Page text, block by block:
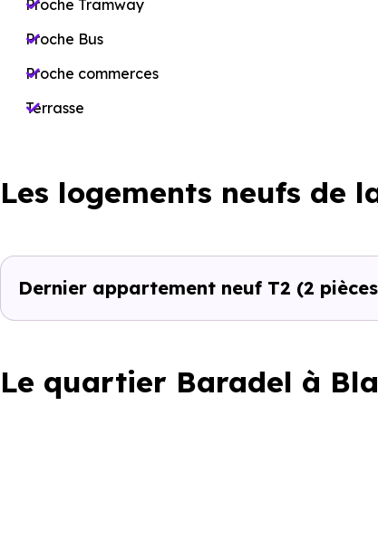
Proche Tramway
Proche Bus
Proche commerces
Terrasse
Les logements neufs de
Dernier appartement neuf T2 (2
Le quartier Baradel à